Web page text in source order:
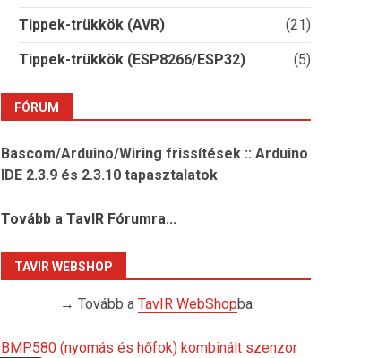
Tippek-trükkök (AVR) (21)
Tippek-trükkök (ESP8266/ESP32) (5)
FÓRUM
Bascom/Arduino/Wiring frissítések :: Arduino
IDE 2.3.9 és 2.3.10 tapasztalatok
Tovább a TavIR Fórumra...
TAVIR WEBSHOP
→ Tovább a TavIR WebShopba
BMP580 (nyomás és hőfok) kombinált szenzor